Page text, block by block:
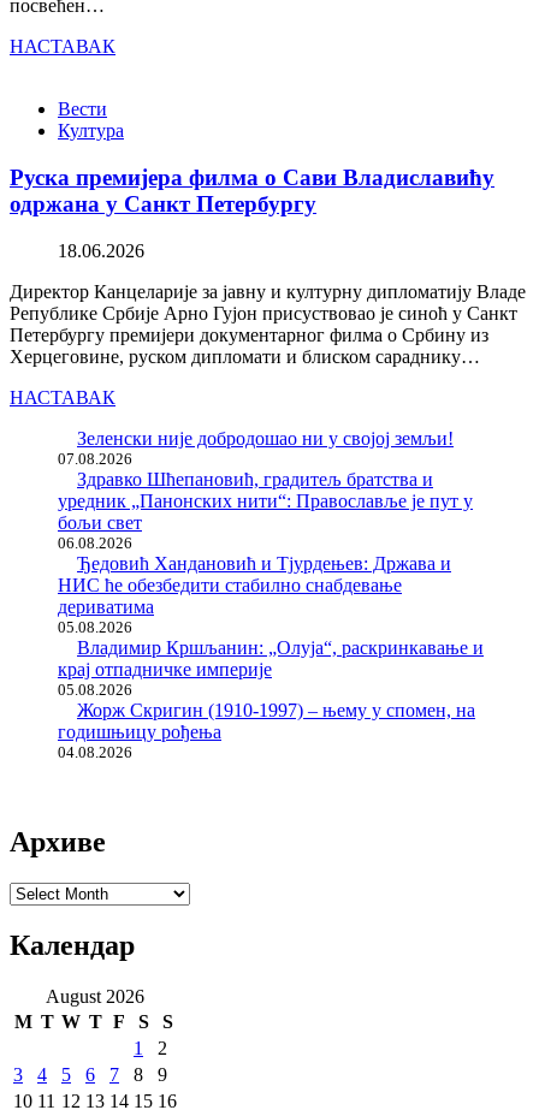
посвећен…
НАСТАВАК
Вести
Култура
Руска премијера филма о Сави Владиславићу
одржана у Санкт Петербургу
18.06.2026
Директор Канцеларије за јавну и културну дипломатију Владе
Републике Србије Арно Гујон присуствовао је синоћ у Санкт
Петербургу премијери документарног филма о Србину из
Херцеговине, руском дипломати и блиском сараднику…
НАСТАВАК
Зеленски није добродошао ни у својој земљи!
07.08.2026
Здравко Шћепановић, градитељ братства и
уредник „Панонских нити“: Православље је пут у
бољи свет
06.08.2026
Ђедовић Хандановић и Тјурдењев: Држава и
НИС ће обезбедити стабилно снабдевање
дериватима
05.08.2026
Владимир Кршљанин: „Олуја“, раскринкавање и
крај отпадничке империје
05.08.2026
Жорж Скригин (1910-1997) – њему у спомен, на
годишњицу рођења
04.08.2026
Архиве
Архиве
Календар
August 2026
M T W T F S
S
1
2
3
4 5 6 7 8
9
10 11 12 13 14 15 16